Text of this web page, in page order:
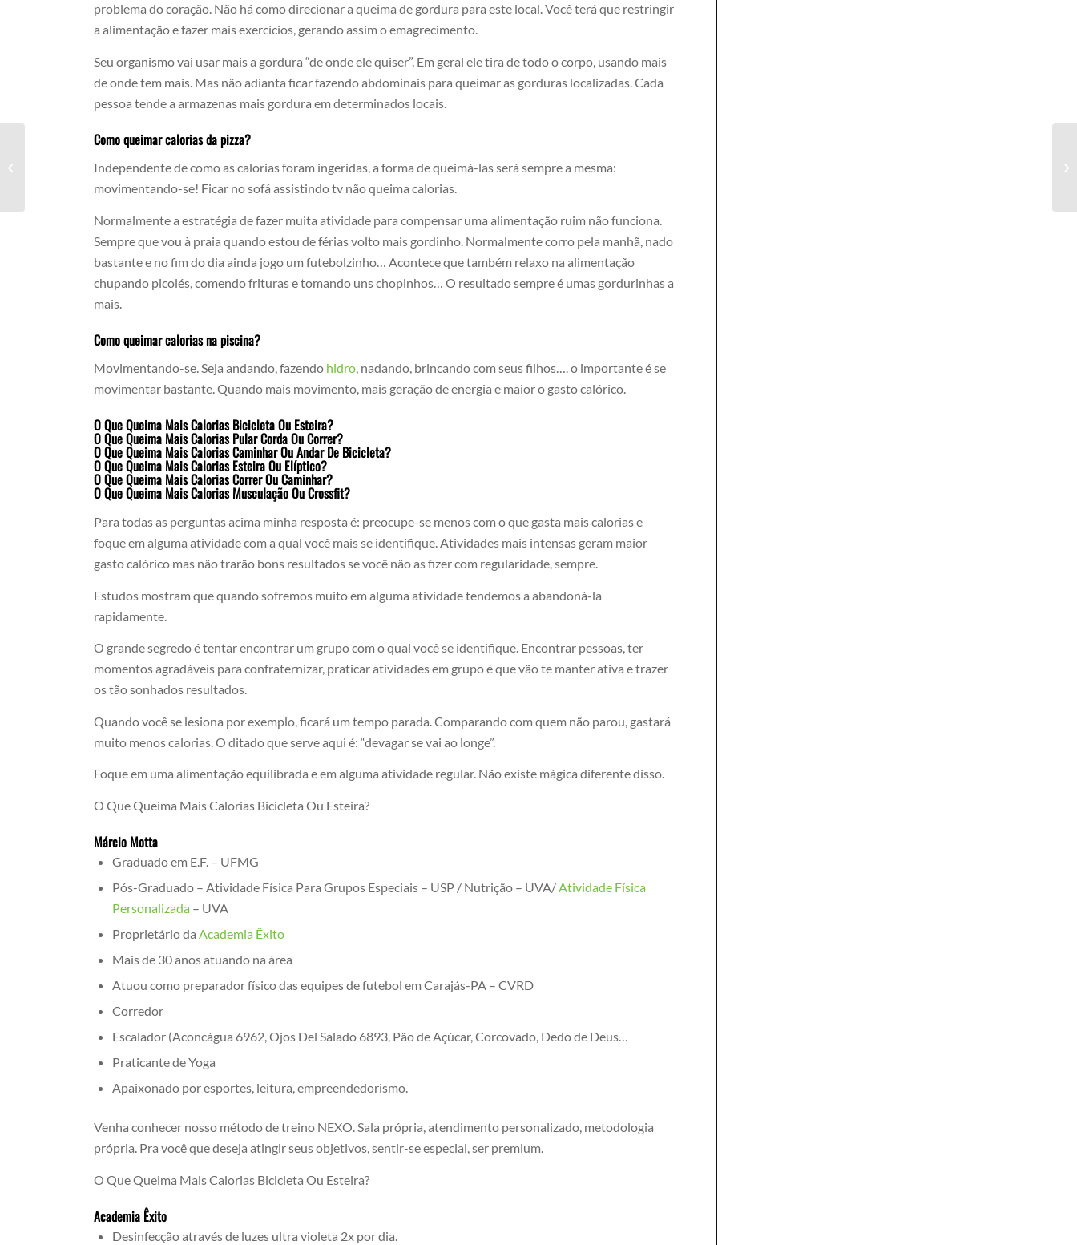
problema do coração. Não há como direcionar a queima de gordura para este local. Você terá que restringir
a alimentação e fazer mais exercícios, gerando assim o emagrecimento.
Seu organismo vai usar mais a gordura “de onde ele quiser”. Em geral ele tira de todo o corpo, usando mais
de onde tem mais. Mas não adianta ficar fazendo abdominais para queimar as gorduras localizadas. Cada
pessoa tende a armazenas mais gordura em determinados locais.
Como queimar calorias da pizza?
Independente de como as calorias foram ingeridas, a forma de queimá-las será sempre a mesma:
movimentando-se! Ficar no sofá assistindo tv não queima calorias.
Normalmente a estratégia de fazer muita atividade para compensar uma alimentação ruim não funciona.
Sempre que vou à praia quando estou de férias volto mais gordinho. Normalmente corro pela manhã, nado
bastante e no fim do dia ainda jogo um futebolzinho… Acontece que também relaxo na alimentação
chupando picolés, comendo frituras e tomando uns chopinhos… O resultado sempre é umas gordurinhas a
mais.
Como queimar calorias na piscina?
Movimentando-se. Seja andando, fazendo hidro, nadando, brincando com seus filhos…. o importante é se
movimentar bastante. Quando mais movimento, mais geração de energia e maior o gasto calórico.
O Que Queima Mais Calorias Bicicleta Ou Esteira?
O Que Queima Mais Calorias Pular Corda Ou Correr?
O Que Queima Mais Calorias Caminhar Ou Andar De Bicicleta?
O Que Queima Mais Calorias Esteira Ou Elíptico?
O Que Queima Mais Calorias Correr Ou Caminhar?
O Que Queima Mais Calorias Musculação Ou Crossfit?
Para todas as perguntas acima minha resposta é: preocupe-se menos com o que gasta mais calorias e
foque em alguma atividade com a qual você mais se identifique. Atividades mais intensas geram maior
gasto calórico mas não trarão bons resultados se você não as fizer com regularidade, sempre.
Estudos mostram que quando sofremos muito em alguma atividade tendemos a abandoná-la
rapidamente.
O grande segredo é tentar encontrar um grupo com o qual você se identifique. Encontrar pessoas, ter
momentos agradáveis para confraternizar, praticar atividades em grupo é que vão te manter ativa e trazer
os tão sonhados resultados.
Quando você se lesiona por exemplo, ficará um tempo parada. Comparando com quem não parou, gastará
muito menos calorias. O ditado que serve aqui é: “devagar se vai ao longe”.
Foque em uma alimentação equilibrada e em alguma atividade regular. Não existe mágica diferente disso.
O Que Queima Mais Calorias Bicicleta Ou Esteira?
Márcio Motta
Graduado em E.F. – UFMG
Pós-Graduado – Atividade Física Para Grupos Especiais – USP / Nutrição – UVA/Atividade Física
Personalizada – UVA
Proprietário daAcademia Êxito
Mais de 30 anos atuando na área
Atuou como preparador físico das equipes de futebol em Carajás-PA – CVRD
Corredor
Escalador (Aconcágua 6962, Ojos Del Salado 6893, Pão de Açúcar, Corcovado, Dedo de Deus…
Praticante de Yoga
Apaixonado por esportes, leitura, empreendedorismo.
Venha conhecer nosso método de treino NEXO. Sala própria, atendimento personalizado, metodologia
própria. Pra você que deseja atingir seus objetivos, sentir-se especial, ser premium.
O Que Queima Mais Calorias Bicicleta Ou Esteira?
Academia Êxito
Desinfecção através de luzes ultra violeta 2x por dia.
Como Queimar Calorias Na Piscina?